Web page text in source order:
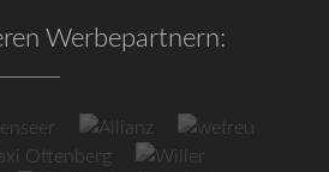
Werbepartnern: